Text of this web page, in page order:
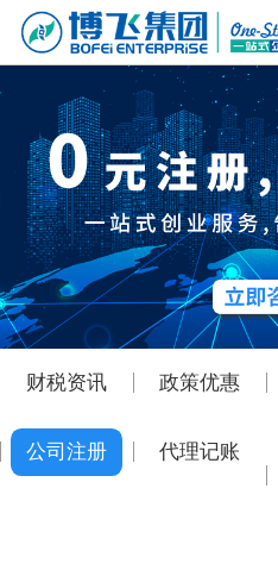
财税资讯 政策优惠
公司注册 代理记账